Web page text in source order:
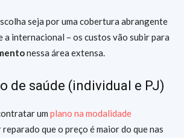
seja por uma cobertura abrangente
a internacional – os custos vão subir para
nessa área extensa.
de saúde (individual e PJ)
um plano na modalidade
reparado que o preço é maior do que nas